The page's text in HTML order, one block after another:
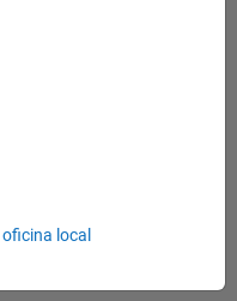
Engineer
local